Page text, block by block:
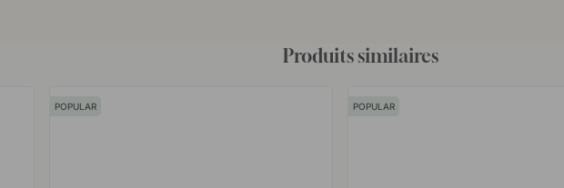
Produits similaires
POPULAR POPULAR